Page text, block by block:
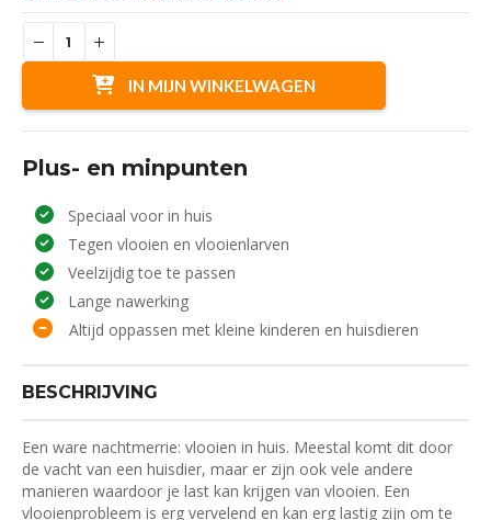
IN MIJN WINKELWAGEN
Plus- en minpunten
Speciaal voor in huis
Tegen vlooien en vlooienlarven
Veelzijdig toe te passen
Lange nawerking
Altijd oppassen met kleine kinderen en huisdieren
BESCHRIJVING
Een ware nachtmerrie: vlooien in huis. Meestal komt dit door
de vacht van een huisdier, maar er zijn ook vele andere
manieren waardoor je last kan krijgen van vlooien. Een
vlooienprobleem is erg vervelend en kan erg lastig zijn om te